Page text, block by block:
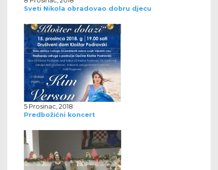
Sveti Nikola obradovao dobru djecu
5 Prosinac, 2018
Predbožićni koncert